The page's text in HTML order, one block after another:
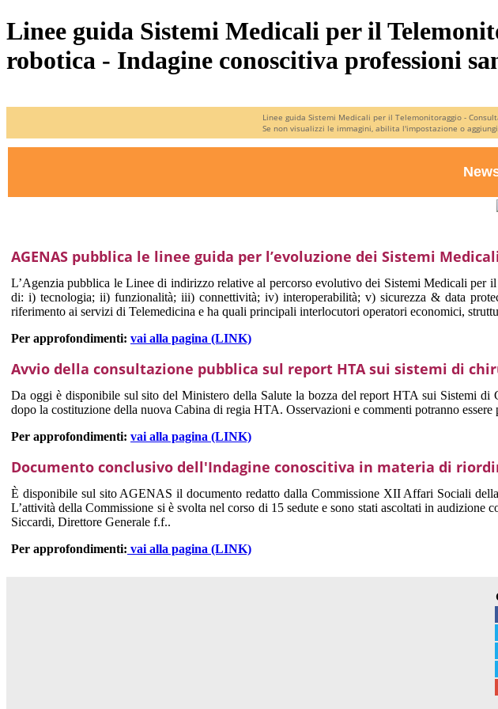
Linee guida Sistemi Medicali per il
robotica - Indagine conoscitiva professioni
Linee guida Sistemi Medicali per il Telemonitoraggio -
Se non visualizzi le immagini, abilita l'impostazione o
AGENAS pubblica le linee guida per l’evoluzione dei Sistemi
L’Agenzia pubblica le Linee di indirizzo relative al percorso evolutivo dei Sistemi Medicali
di: i) tecnologia; ii) funzionalità; iii) connettività; iv) interoperabilità; v) sicurezza & data
riferimento ai servizi di Telemedicina e ha quali principali interlocutori operatori economici,
Per approfondimenti: vai alla pagina (LINK)
Avvio della consultazione pubblica sul report HTA sui sistemi di
Da oggi è disponibile sul sito del Ministero della Salute la bozza del report HTA sui Sistemi
dopo la costituzione della nuova Cabina di regia HTA. Osservazioni e commenti potranno essere
Per approfondimenti: vai alla pagina (LINK)
Documento conclusivo dell'Indagine conoscitiva in materia di
È disponibile sul sito AGENAS il documento redatto dalla Commissione XII Affari Sociali
L’attività della Commissione si è svolta nel corso di 15 sedute e sono stati ascoltati in
Siccardi, Direttore Generale f.f..
Per approfondimenti: vai alla pagina (LINK)